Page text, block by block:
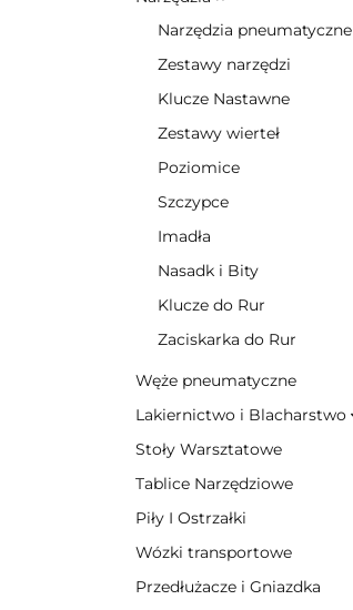
Narzędzia pneumatyczne
Zestawy narzędzi
Klucze Nastawne
Zestawy wierteł
Poziomice
Szczypce
Imadła
Nasadk i Bity
Klucze do Rur
Zaciskarka do Rur
Węże pneumatyczne
Lakiernictwo i Blacharstwo
Stoły Warsztatowe
Tablice Narzędziowe
Piły I Ostrzałki
Wózki transportowe
Przedłużacze i Gniazdka